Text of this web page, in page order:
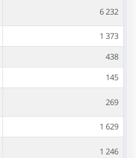
6 232
1 373
438
145
269
1 629
1 246